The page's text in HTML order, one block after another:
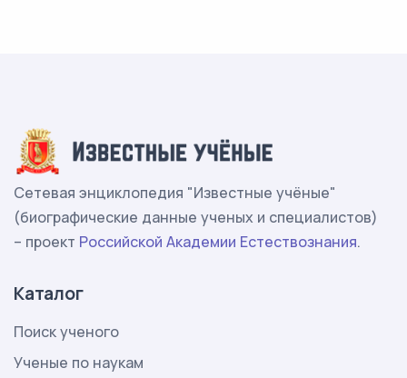
Сетевая энциклопедия "Известные учёные"
(биографические данные ученых и специалистов)
– проект Российской Академии Естествознания.
Каталог
Поиск ученого
Ученые по наукам